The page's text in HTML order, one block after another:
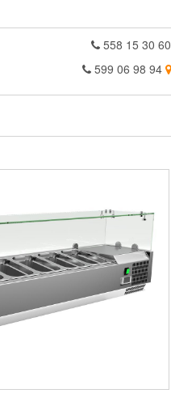
558 15 30 60
599 06 98 94